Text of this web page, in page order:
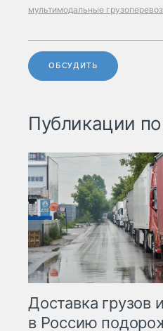
мультимодальные
ОБСУДИТЬ
Публикации
Доставка грузов
в Россию